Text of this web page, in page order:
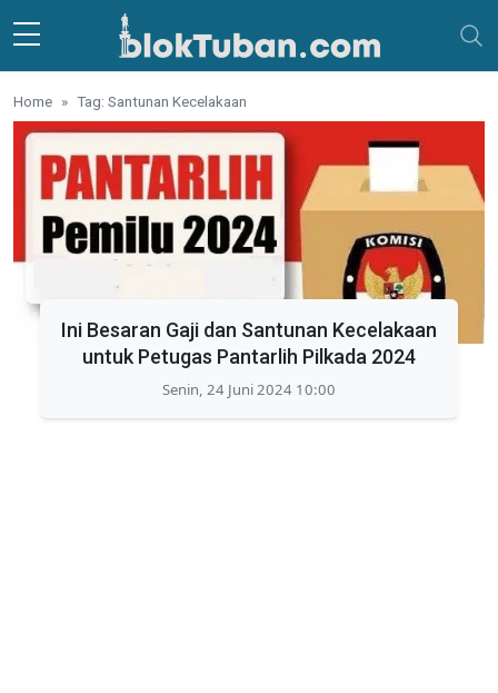
Skip to main content
Home Tag: Santunan Kecelakaan
Ini Besaran Gaji dan Santunan Kecelakaan
untuk Petugas Pantarlih Pilkada 2024
Senin, 24 Juni 2024 10:00